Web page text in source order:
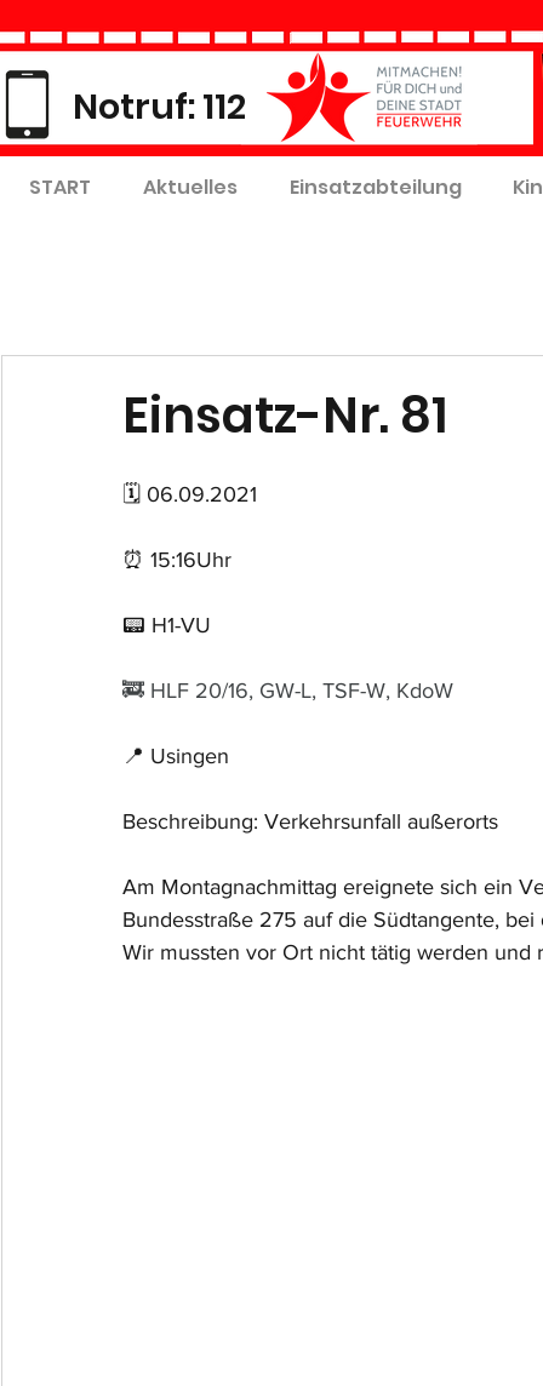
Notruf: 112
START Aktuelles Einsatzabteilung
Einsatz-Nr. 81
🗓 06.09.2021
⏰ 15:16Uhr
📟 H1-VU
🚒 HLF 20/16, GW-L, TSF-W, KdoW
📍 Usingen
Beschreibung: Verkehrsunfall außerorts
Am Montagnachmittag ereignete sich ein
Bundesstraße 275 auf die Südtangente,
Wir mussten vor Ort nicht tätig werden